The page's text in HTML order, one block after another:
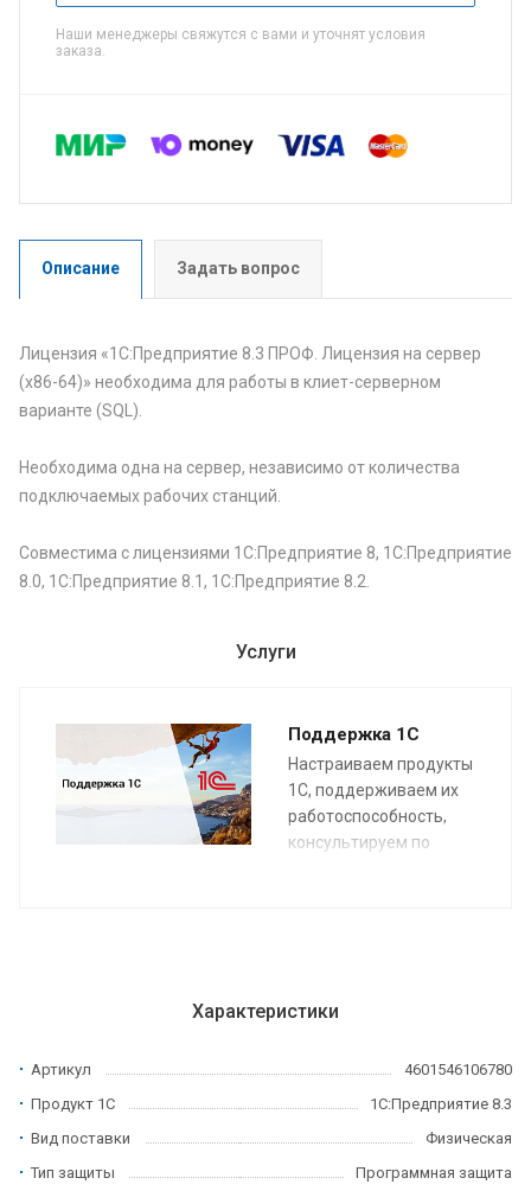
Наши менеджеры свяжутся с вами и уточнят условия
заказа.
Описание Задать вопрос
Лицензия «1С:Предприятие 8.3 ПРОФ. Лицензия на сервер
(x86-64)» необходима для работы в клиет-серверном
варианте (SQL).
Необходима одна на сервер, независимо от количества
подключаемых рабочих станций.
Совместима с лицензиями 1С:Предприятие 8, 1С:Предприятие
8.0, 1С:Предприятие 8.1, 1С:Предприятие 8.2.
Услуги
Поддержка 1С
Настраиваем продукты
1С, поддерживаем их
работоспособность,
консультируем по
Характеристики
Артикул
4601546106780
Продукт 1С
1С:Предприятие 8.3
Вид поставки
Физическая
Тип защиты
Программная защита